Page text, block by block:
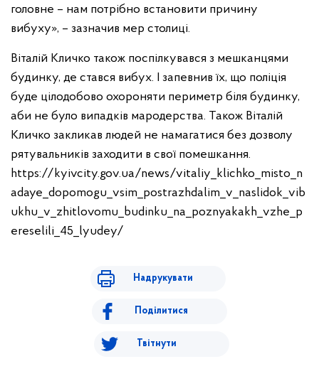
головне – нам потрібно встановити причину
вибуху», – зазначив мер столиці.
Віталій Кличко також поспілкувався з мешканцями
будинку, де стався вибух. І запевнив їх, що поліція
буде цілодобово охороняти периметр біля будинку,
аби не було випадків мародерства. Також Віталій
Кличко закликав людей не намагатися без дозволу
рятувальників заходити в свої помешкання.
https://kyivcity.gov.ua/news/vitaliy_klichko_misto_n
adaye_dopomogu_vsim_postrazhdalim_v_naslidok_vib
ukhu_v_zhitlovomu_budinku_na_poznyakakh_vzhe_p
ereselili_45_lyudey/
Надрукувати
Поділитися
Твітнути